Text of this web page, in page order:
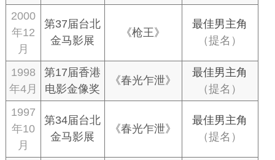
2000
年12
月
第37届台北
金马影展
《枪王》
最佳男主角
（提名）
1998
年4月
第17届香港
电影金像奖
《春光乍泄》
最佳男主角
（提名）
1997
年10
月
第34届台北
金马影展
《春光乍泄》
最佳男主角
（提名）